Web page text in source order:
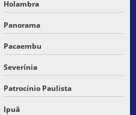
Holambra
Panorama
Pacaembu
Severínia
Patrocínio Paulista
Ipuã